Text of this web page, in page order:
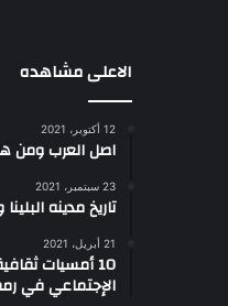
الاعلى مشاهده
12 أكتوبر، 2021
اصل العرب ومن
23 سبتمبر، 2021
تاريخ مدينه
21 أبريل، 2021
10 أمسيات
الإجتماعي في